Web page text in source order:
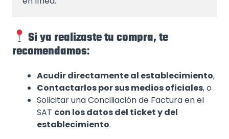
Si ya realizaste tu compra, te
recomendamos:
Acudir directamente al establecimiento,
Contactarlos por sus medios oficiales, o
Solicitar una Conciliación de Factura en el
SAT con los datos del ticket y del
establecimiento.